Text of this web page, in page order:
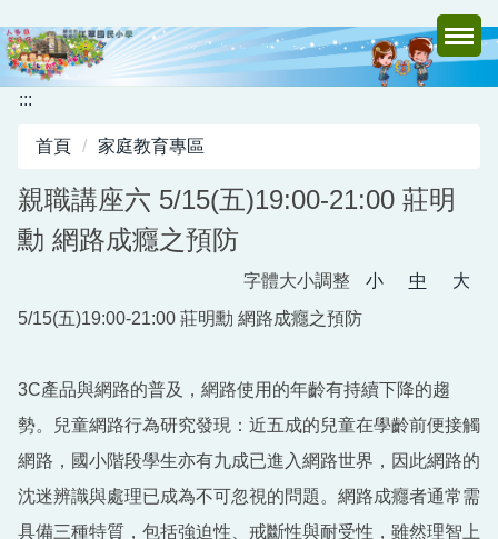
到
主
要
:::
首頁 家庭教育專區
親職講座六 5/15(五)19:00-21:00 莊明
勳 網路成癮之預防
字體大小調整 小 中
大
5/15(五)19:00-21:00 莊明勳 網路成癮之預防
3C產品與網路的普及，網路使用的年齡有持續下降的趨
勢。兒童網路行為研究發現：近五成的兒童在學齡前便接觸
網路，國小階段學生亦有九成已進入網路世界，因此網路的
沈迷辨識與處理已成為不可忽視的問題。網路成癮者通常需
具備三種特質，包括強迫性、戒斷性與耐受性，雖然理智上